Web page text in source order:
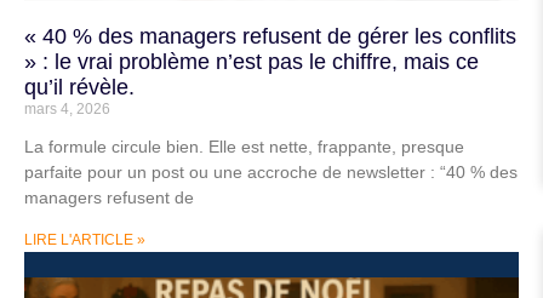
« 40 % des managers refusent de gérer les conflits
» : le vrai problème n’est pas le chiffre, mais ce
qu’il révèle.
mars 4, 2026
La formule circule bien. Elle est nette, frappante, presque
parfaite pour un post ou une accroche de newsletter : “40 % des
managers refusent de
LIRE L'ARTICLE »